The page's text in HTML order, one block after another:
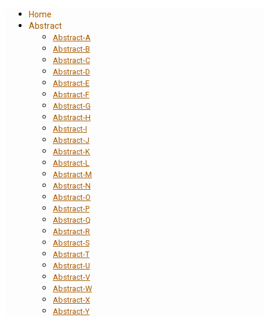
Home
Abstract
Abstract-A
Abstract-B
Abstract-C
Abstract-D
Abstract-E
Abstract-F
Abstract-G
Abstract-H
Abstract-I
Abstract-J
Abstract-K
Abstract-L
Abstract-M
Abstract-N
Abstract-O
Abstract-P
Abstract-Q
Abstract-R
Abstract-S
Abstract-T
Abstract-U
Abstract-V
Abstract-W
Abstract-X
Abstract-Y